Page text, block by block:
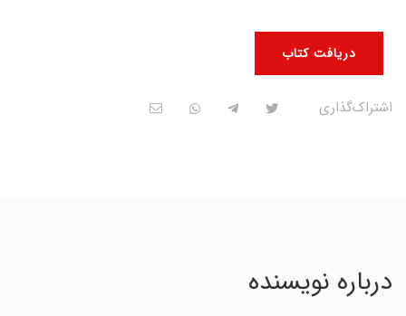
دریافت کتاب
اشتراک‌گذاری
درباره نویسنده